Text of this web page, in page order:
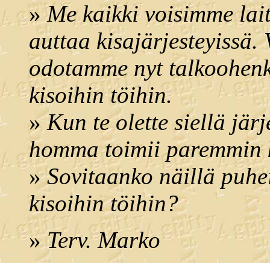
»Me kaikki voisimme
auttaa
odotamme nyt
kisoihin töihin.
»Kun te olette siellä
homma toimii
»Sovitaanko näillä
kisoihin töihin?
»Terv. Marko